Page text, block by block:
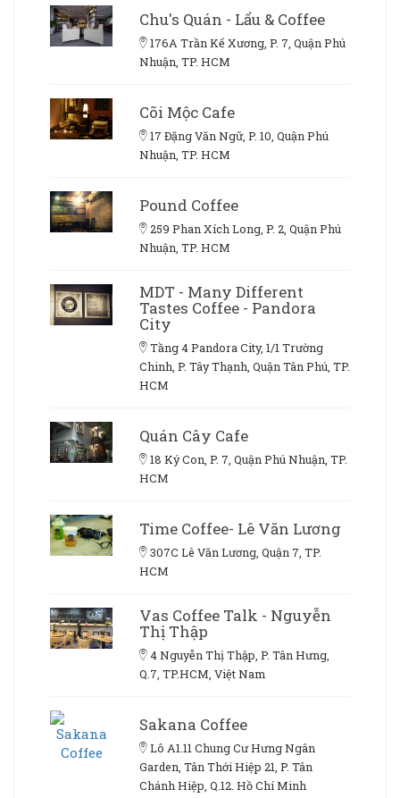
Chu's Quán - Lẩu & Coffee
176A Trần Kế Xương, P. 7, Quận Phú
Nhuận, TP. HCM
Cõi Mộc Cafe
17 Đặng Văn Ngữ, P. 10, Quận Phú
Nhuận, TP. HCM
Pound Coffee
259 Phan Xích Long, P. 2, Quận Phú
Nhuận, TP. HCM
MDT - Many Different
Tastes Coffee - Pandora
City
Tầng 4 Pandora City, 1/1 Trường
Chinh, P. Tây Thạnh, Quận Tân Phú, TP.
HCM
Quán Cây Cafe
18 Ký Con, P. 7, Quận Phú Nhuận, TP.
HCM
Time Coffee- Lê Văn Lương
307C Lê Văn Lương, Quận 7, TP.
HCM
Vas Coffee Talk - Nguyễn
Thị Thập
4 Nguyễn Thị Thập, P. Tân Hưng,
Q.7, TP.HCM, Việt Nam
Sakana Coffee
Lô A1.11 Chung Cư Hưng Ngân
Garden, Tân Thới Hiệp 21, P. Tân
Chánh Hiệp, Q.12. Hồ Chí Minh